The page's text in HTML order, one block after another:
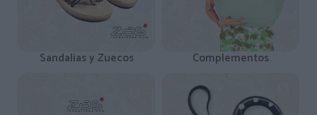
Sandalias y Zuecos Complementos